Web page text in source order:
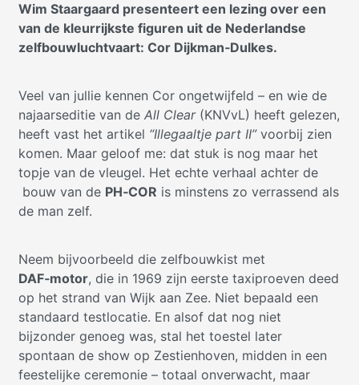
Wim Staargaard presenteert een lezing over een
van de kleurrijkste figuren uit de Nederlandse
zelfbouwluchtvaart: Cor Dijkman‑Dulkes.
Veel van jullie kennen Cor ongetwijfeld – en wie de
najaarseditie van de All Clear(KNVvL) heeft gelezen,
heeft vast het artikel “Illegaaltje part II”voorbij zien
komen. Maar geloof me: dat stuk is nog maar het
topje van de vleugel. Het echte verhaal achter de
bouw van de PH‑COR is minstens zo verrassend als
de man zelf.
Neem bijvoorbeeld die zelfbouwkist met
DAF‑motor, die in 1969 zijn eerste taxiproeven deed
op het strand van Wijk aan Zee. Niet bepaald een
standaard testlocatie. En alsof dat nog niet
bijzonder genoeg was, stal het toestel later
spontaan de show op Zestienhoven, midden in een
feestelijke ceremonie – totaal onverwacht, maar